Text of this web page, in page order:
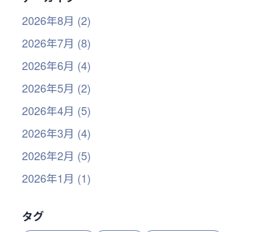
2026年8月 (2)
2026年7月 (8)
2026年6月 (4)
2026年5月 (2)
2026年4月 (5)
2026年3月 (4)
2026年2月 (5)
2026年1月 (1)
タグ